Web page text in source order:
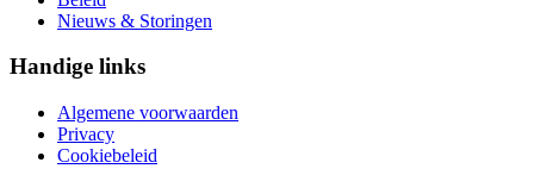
Nieuws & Storingen
Handige links
Algemene voorwaarden
Privacy
Cookiebeleid